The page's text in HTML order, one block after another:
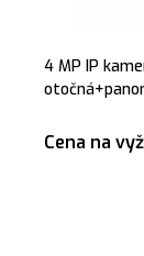
4 MP IP
pevný kanál:
H.265+,
pevný:
Cena na